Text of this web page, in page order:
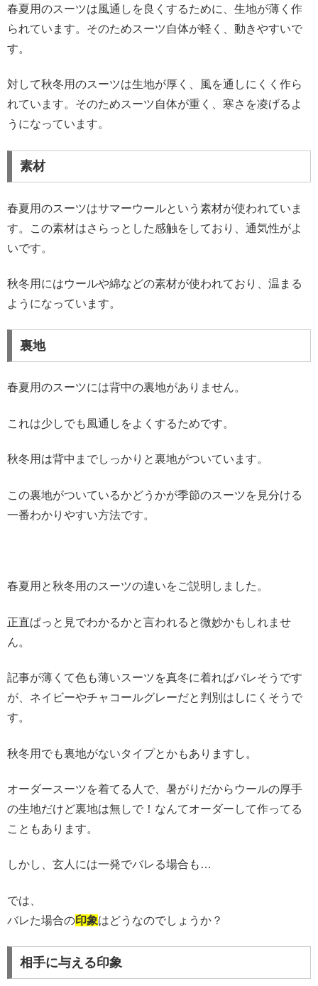
春夏用のスーツは風通しを良くするために、生地が薄く作
られています。そのためスーツ自体が軽く、動きやすいで
す。
対して秋冬用のスーツは生地が厚く、風を通しにくく作ら
れています。そのためスーツ自体が重く、寒さを凌げるよ
うになっています。
素材
春夏用のスーツはサマーウールという素材が使われていま
す。この素材はさらっとした感触をしており、通気性がよ
いです。
秋冬用にはウールや綿などの素材が使われており、温まる
ようになっています。
裏地
春夏用のスーツには背中の裏地がありません。
これは少しでも風通しをよくするためです。
秋冬用は背中までしっかりと裏地がついています。
この裏地がついているかどうかが季節のスーツを見分ける
一番わかりやすい方法です。
春夏用と秋冬用のスーツの違いをご説明しました。
正直ぱっと見でわかるかと言われると微妙かもしれませ
ん。
記事が薄くて色も薄いスーツを真冬に着ればバレそうです
が、ネイビーやチャコールグレーだと判別はしにくそうで
す。
秋冬用でも裏地がないタイプとかもありますし。
オーダースーツを着てる人で、暑がりだからウールの厚手
の生地だけど裏地は無しで！なんてオーダーして作ってる
こともあります。
しかし、玄人には一発でバレる場合も…
では、
バレた場合の印象はどうなのでしょうか？
相手に与える印象